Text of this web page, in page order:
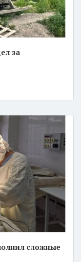
за
сложные